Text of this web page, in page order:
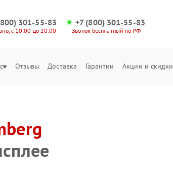
301-55-83
с 10:00 до 20:00
+7 (800) 301-55-83
Звонок бесплатный по РФ
Отзывы Доставка Гарантии Акции и скидки